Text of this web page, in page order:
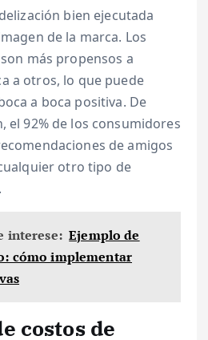
bien ejecutada
de la marca. Los
más propensos a
a otros, lo que puede
a boca positiva. De
el 92% de los consumidores
de amigos
otro tipo de
interese: Ejemplo de
cómo implementar
costos de